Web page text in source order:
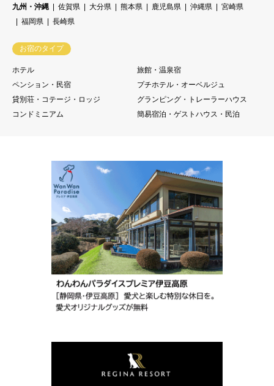
九州・沖縄
佐賀県 大分県 熊本県 鹿児島県 沖縄県
宮崎県
福岡県
長崎県
お宿のタイプ
ホテル
旅館・温泉宿
ペンション・民宿
プチホテル・オーベルジュ
貸別荘・コテージ・ロッジ
グランピング・トレーラーハウス
コンドミニアム
簡易宿泊・ゲストハウス・民泊